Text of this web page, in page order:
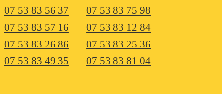
07 53 83 56 37
07 53 83 75 98
07 53 83 57 16
07 53 83 12 84
07 53 83 26 86
07 53 83 25 36
07 53 83 49 35
07 53 83 81 04